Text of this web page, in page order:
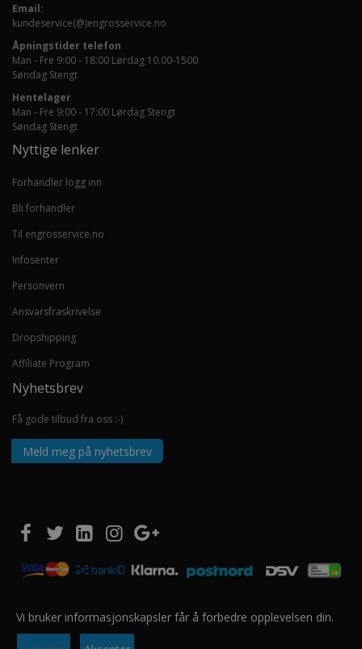
Vi bruker informasjonskapsler får å forbedre opplevelsen din.
Email:
kundeservice(@)engrosservice.no
Åpningstider telefon
Man - Fre 9:00 - 18:00 Lørdag 10.00-1500
Søndag Stengt
Hentelager
Man - Fre 9:00 - 17:00 Lørdag Stengt
Søndag Stengt
Nyttige lenker
Forhandler logg inn
Bli forhandler
Til engrosservice.no
Infosenter
Personvern
Ansvarsfraskrivelse
Dropshipping
Affiliate Program
Nyhetsbrev
Få gode tilbud fra oss :-)
Meld meg på nyhetsbrev
Copyright © 2020 EUROSHOPPER GROUP AS. Alle rettigheter forbeholdt.